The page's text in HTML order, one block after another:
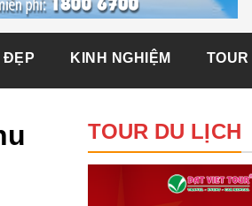
ĐẸP KINH NGHIỆM TOUR
TOUR DU LỊCH